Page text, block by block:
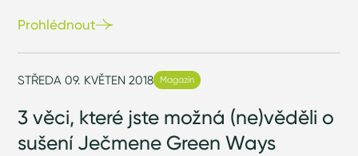
Prohlédnout
STŘEDA 09. KVĚTEN 2018 Magazín
3 věci, které jste možná (ne)věděli o
sušení Ječmene Green Ways